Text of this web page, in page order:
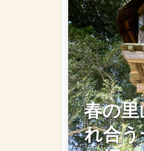
春の里
れ合う